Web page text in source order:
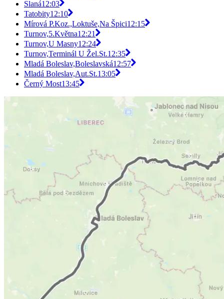
Slaná12:03
Tatobity12:10
Mírová P.Koz.,Loktuše,Na Špici12:15
Turnov,5.Května12:21
Turnov,U Masny12:24
Turnov,Terminál U Žel.St.12:35
Mladá Boleslav,Boleslavská12:57
Mladá Boleslav,Aut.St.13:05
Černý Most13:45